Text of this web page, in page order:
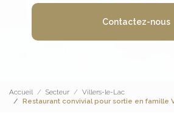
Contactez-nous
Accueil Secteur
Villers-le-Lac
Restaurant convivial pour sortie en famille